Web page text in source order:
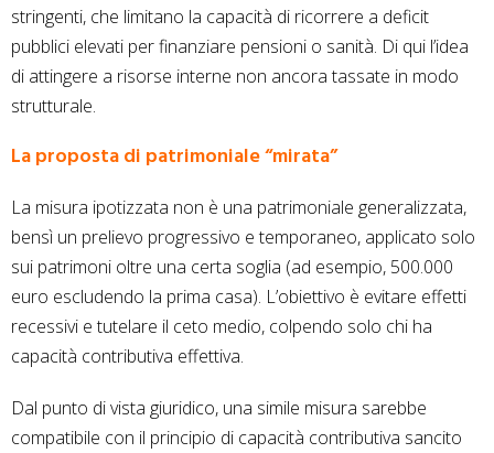
stringenti, che limitano la capacità di ricorrere a deficit
pubblici elevati per finanziare pensioni o sanità. Di qui l’idea
di attingere a risorse interne non ancora tassate in modo
strutturale.
La proposta di patrimoniale “mirata”
La misura ipotizzata non è una patrimoniale generalizzata,
bensì un prelievo progressivo e temporaneo, applicato solo
sui patrimoni oltre una certa soglia (ad esempio, 500.000
euro escludendo la prima casa). L’obiettivo è evitare effetti
recessivi e tutelare il ceto medio, colpendo solo chi ha
capacità contributiva effettiva.
Dal punto di vista giuridico, una simile misura sarebbe
compatibile con il principio di capacità contributiva sancito